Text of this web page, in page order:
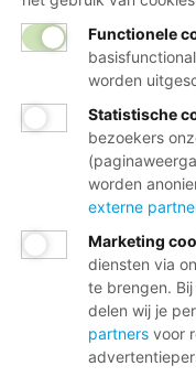
Functionele
worden
Statistische
bezoekers
worden
externe
Marketing
diensten via
te brengen.
delen wij je
partners voor